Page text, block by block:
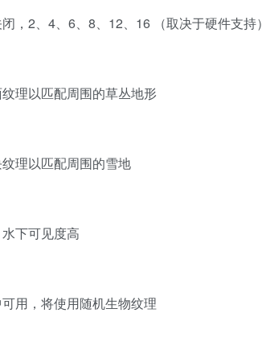
，2、4、6、8、12、16 （取决于硬件支持）
理以匹配周围的草丛地形
理以匹配周围的雪地
下可见度高
用，将使用随机生物纹理